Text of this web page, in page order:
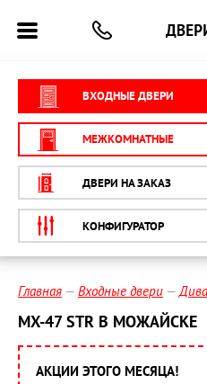
ВХОДНЫЕ ДВЕРИ
МЕЖКОМНАТНЫЕ
ДВЕРИ НА ЗАКАЗ
КОНФИГУРАТОР
Главная Входные двери Дива
МХ-47 STR В МОЖАЙСКЕ
АКЦИИ ЭТОГО МЕСЯЦА!